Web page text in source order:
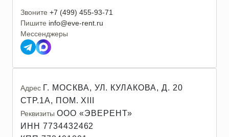
Звоните +7 (499) 455-93-71
Пишите info@eve-rent.ru
Мессенджеры
Адрес Г. МОСКВА, УЛ. КУЛАКОВА, Д. 20
СТР.1А, ПОМ. XIII
Реквизиты ООО «ЭВЕРЕНТ»
ИНН 7734432462